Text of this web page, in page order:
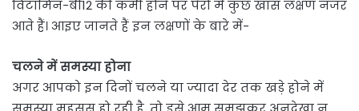
विटामिन-बी12 की कमी होने पर पैरों में कुछ खास लक्षण नजर
आते हैं। आइए जानते हैं इन लक्षणों के बारे में-
चलने में समस्या होना
अगर आपको इन दिनों चलने या ज्यादा देर तक खड़े होने में